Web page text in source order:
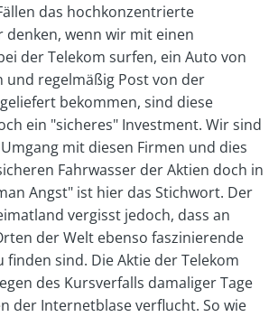
das hochkonzentrierte
denken, wenn wir mit einen
der Telekom surfen, ein Auto von
und regelmäßig Post von der
bekommen, sind diese
ein "sicheres" Investment. Wir sind
mit diesen Firmen und dies
Fahrwasser der Aktien doch in
Angst" ist hier das Stichwort. Der
vergisst jedoch, dass an
der Welt ebenso faszinierende
sind. Die Aktie der Telekom
des Kursverfalls damaliger Tage
der Internetblase verflucht. So wie